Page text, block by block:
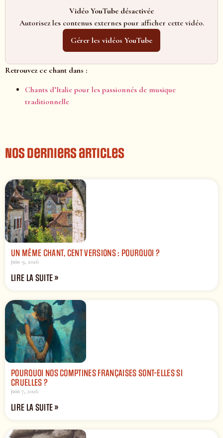
Vidéo YouTube désactivée
Autorisez les contenus externes pour afficher cette vidéo.
Gérer les vidéos YouTube
Retrouvez ce chant dans :
Chants d’Italie pour les passionnés de musique
traditionnelle
Nos derniers articles
UN MÊME CHANT, CENT VERSIONS : POURQUOI ?
juin 9, 2026
LIRE LA SUITE »
POURQUOI NOS COMPTINES FRANÇAISES SONT-ELLES SI
CRUELLES ?
juin 7, 2026
LIRE LA SUITE »